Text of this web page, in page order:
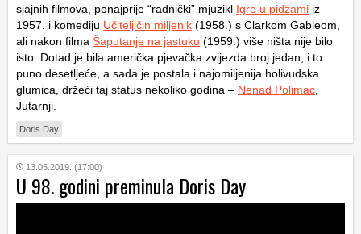
sjajnih filmova, ponajprije “radnički” mjuzikl Igre u pidžami iz
1957. i komediju Učiteljičin miljenik (1958.) s Clar­kom Gableom,
ali nakon filma Šaputanje na jastuku (1959.) više ništa nije bilo
isto. Dotad je bila američka pjevačka zvijezda broj jedan, i to
puno desetljeće, a sada je postala i najomiljenija holivudska
glumica, držeći taj status nekoliko godina – Nenad Polimac
Jutarnji.
Doris Day
13.05.2019. (17:00)
U 98. godini preminula Doris Day